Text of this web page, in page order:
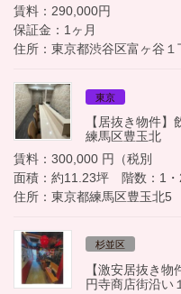
賃料：290,000円
保証金：1ヶ月
住所：東京都渋谷区富ヶ谷１
東京
【居抜き物件
練馬区豊玉北
賃料：300,000 円（税別
面積：約11.23坪 階数：1・
住所：東京都練馬区豊玉北5
杉並区
【激安居抜き
円寺商店街沿い